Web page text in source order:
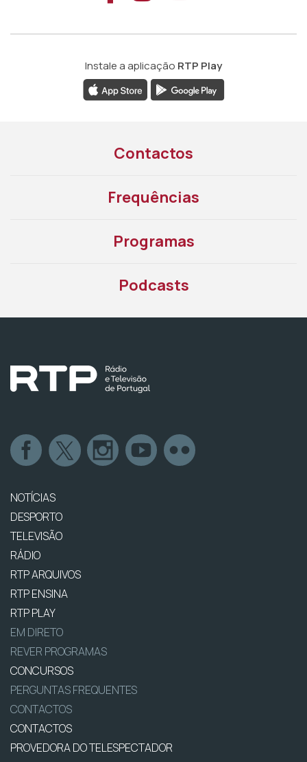
Instale a aplicação RTP Play
Contactos
Frequências
Programas
Podcasts
NOTÍCIAS
DESPORTO
TELEVISÃO
RÁDIO
RTP ARQUIVOS
RTP ENSINA
RTP PLAY
EM DIRETO
REVER PROGRAMAS
CONCURSOS
PERGUNTAS FREQUENTES
CONTACTOS
CONTACTOS
PROVEDORA DO TELESPECTADOR